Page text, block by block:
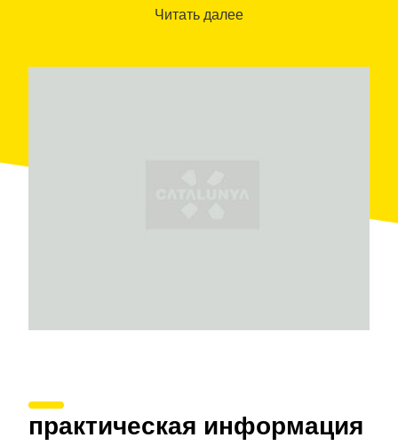
чаном огромных размеров. В некоторых
находится скромная романскаячасовняXII века с
Читать далее
практическая информация